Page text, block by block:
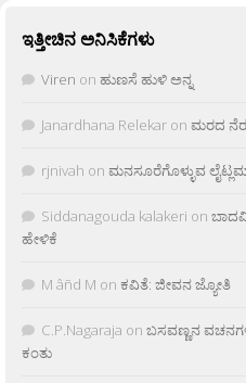
ಇತ್ತೀಚಿನ ಅನಿಸಿಕೆಗಳು
Viren on ಹುಣಸೆ ಹುಳಿ ಅನ್ನ
Janardhana Relekar on ಮರದ
rjnivah on ಮನಸೂರೆಗೊಳ್ಳುವ
Siddanagouda kalakeri on
ಹೇಳಿಕೆ
M âñd M on ಕವಿತೆ: ಜೀವನ ಜ್ಯೋತಿ
C.P.Nagaraja on ಬಸವಣ್ಣನ
ಕಂತು